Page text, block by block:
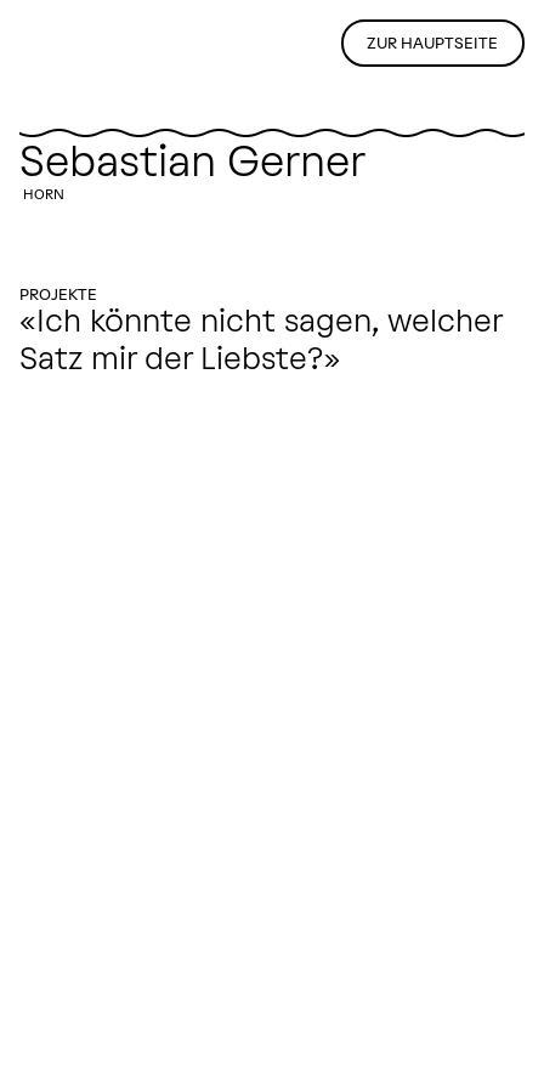
ZUR HAUPTSEITE
Sebastian Gerner
HORN
PROJEKTE
«Ich könnte nicht sagen, welcher
Satz mir der Liebste?»